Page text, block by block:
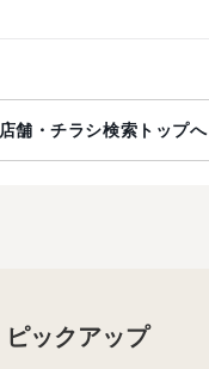
店舗・チラシ検索トップへ
ピックアップ